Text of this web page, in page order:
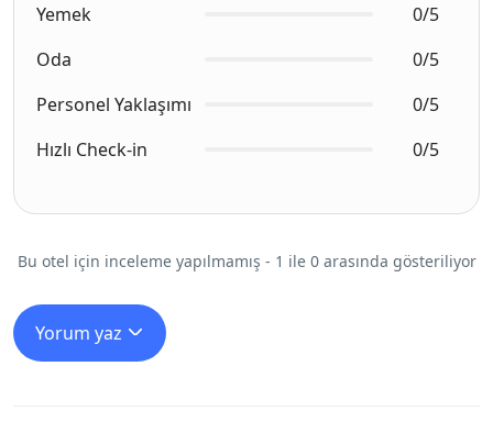
Yemek
0/5
Oda
0/5
Personel Yaklaşımı
0/5
Hızlı Check-in
0/5
Bu otel için inceleme yapılmamış - 1 ile 0 arasında gösteriliyor
Yorum yaz